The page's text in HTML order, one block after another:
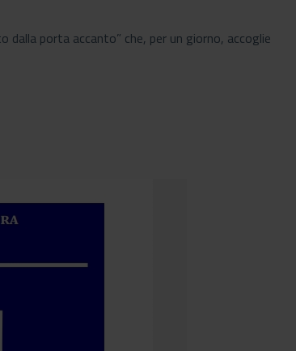
dalla porta accanto” che, per un giorno, accoglie